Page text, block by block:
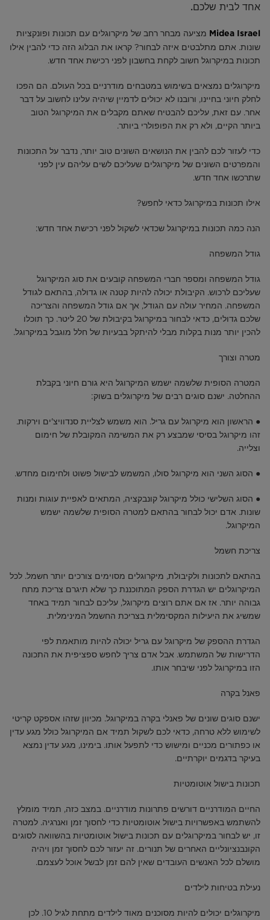
אחד לבית שלכם.
Midea Israel מציעה מבחר רחב של מיקרוגלים עם תכונות ופונקציות
שונות. אתם מתלבטים איזה לבחור? קראו את הבלוג הזה כדי להבין אילו
תכונות במיקרוגל חשוב לקחת בחשבון לפני רכישת אחד חדש.
מיקרוגלים נמצאים בשימוש במטבחים מודרניים בכל העולם. הם הפכו
לחלק חיוני בחיינו, ורובנו לא יכולים לדמיין שיהיה עלינו לחשוב על דבר
אחר. עם זאת, עליכם להבטיח שאתם מקבלים את המיקרוגל הטוב
ביותר הקיים, ולא רק את הפופולרי ביותר.
כדי לעזור לכם להבין את הנושאים השונים טוב יותר, נדבר על התכונות
והמפרטים השונים של מיקרוגלים שעליכם לשים עליהם עין לפני
שתרכשו אחד חדש.
אילו תכונות במיקרוגל כדאי לחפש?
הנה כמה תכונות במיקרוגל שכדאי לשקול לפני רכישת אחד חדש:
גודל המשפחה
גודל המשפחה ומספר חברי המשפחה קובעים את סוג המיקרוגל
שעליכם לרכוש. הקיבולת יכולה להיות קטנה או גדולה, בהתאם לגודל
המשפחה. המחיר עולה עם הגודל, אך אם גודל המשפחה והצריכה
שלכם גדולים, כדאי לבחור במיקרוגל בקיבולת של 20 ליטר. כך תוכלו
להכין יותר מנות בקלות מבלי להיתקל בבעיות של חלל מוגבל במיקרוגל.
מטרה וצורך
המטרה הסופית שלשמה ישמש המיקרוגל היא גורם חיוני בקבלת
ההחלטה. ישנם סוגים רבים של מיקרוגלים בשוק:
● הראשון הוא מיקרוגל עם גריל. הוא משמש לצליית סנדוויצ'ים וירקות.
זהו מיקרוגל בסיסי שמבצע רק את המשימה המקובלת של חימום
וצלייה.
● הסוג השני הוא מיקרוגל סולו, המשמש לבישול פשוט ולחימום מחדש.
● הסוג השלישי כולל מיקרוגל קונבקציה, המתאים לאפיית עוגות ומנות
שונות. אדם יכול לבחור בהתאם למטרה הסופית שלשמה ישמש
המיקרוגל.
צריכת חשמל
בהתאם לתכונות ולקיבולת, מיקרוגלים מסוימים צורכים יותר חשמל. לכל
המיקרוגלים יש הגדרת הספק המתוכננת כך שלא תיגרם צריכת מתח
גבוהה יותר. אז אם אתם רוצים מיקרוגל, עליכם לבחור תמיד באחד
שמשיג את היעילות המקסימלית בצריכת החשמל המינימלית.
הגדרת ההספק של מיקרוגל עם גריל יכולה להיות מותאמת לפי
הדרישות של המשתמש. אבל אדם צריך לחפש ספציפית את התכונה
הזו במיקרוגל לפני שיבחר אותו.
פאנל בקרה
ישנם סוגים שונים של פאנלי בקרה במיקרוגל. מכיוון שזהו אספקט קריטי
לשימוש ללא טרחה, כדאי לכם לשקול תמיד אם המיקרוגל כולל מגע עדין
או כפתורים מכניים ומישוש כדי לתפעל אותו. בימינו, מגע עדין נמצא
בעיקר בדגמים יוקרתיים.
תכונות בישול אוטומטיות
החיים המודרניים דורשים פתרונות מודרניים. במצב כזה, תמיד מומלץ
להשתמש באפשרויות בישול אוטומטיות כדי לחסוך זמן ואנרגיה. למטרה
זו, יש לבחור במיקרוגלים עם תכונות בישול אוטומטיות בהשוואה לסוגים
הקונבנציונליים האחרים של תנורים. זה יעזור לכם לחסוך זמן ויהיה
מושלם לכל האנשים העובדים שאין להם זמן לבשל אוכל לעצמם.
נעילת בטיחות לילדים
מיקרוגלים יכולים להיות מסוכנים מאוד לילדים מתחת לגיל 10. לכן